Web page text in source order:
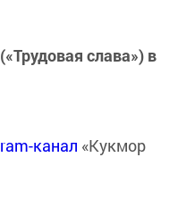
слава») в
канал «Кукмор